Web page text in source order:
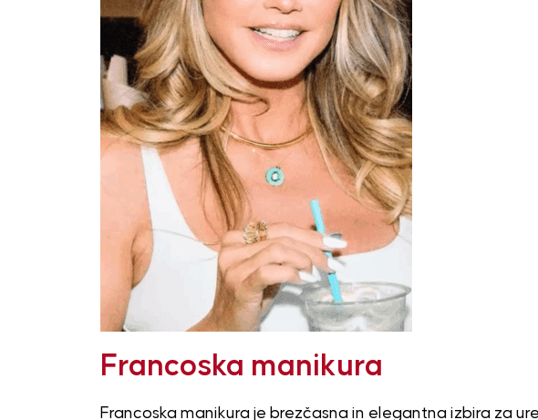
Francoska manikura
Francoska manikura je brezčasna in elegantna izbira za